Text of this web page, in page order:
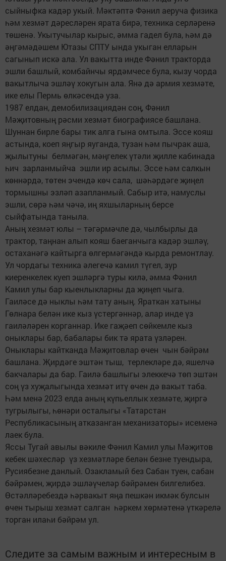
сыйныфка кадәр укый. Мәктәптә Фәнил аеруча физика
һәм хезмәт дәресләрен ярата бирә, техника серләренә
төшенә. Укытучылар кырыс, әмма гадел була, һәм дә
әңгәмәдәшем Ютазы СПТУ ында укыган елларын
сагынып искә ала. Ул вакытта инде Фәнил тракторда
эшли башлый, комбайнчы ярдәмчесе була, кызу чорда
вакытлыча эшләү хокугын ала. Янә дә армия хезмәте,
ике елы Пермь өлкәсендә уза.
1987 елдан, демобилизациядән соң, Фәнил
Мәҗитовның рәсми хезмәт биографиясе башлана.
Шуннан бирле бары тик алга гына омтыла. Эссе кояш
астында, коеп яңгыр яуганда, тузан һәм пычрак аша,
җылытуны белмәгән, мәңгелек үтәли җилле кабинада
һич зарланмыйча эшли ир асылы. Эссе һәм салкын
көннәрдә, төтен эчендә көч сала, шәһәрдәге җиңел
тормышны эзләп азапланмый. Сабыр итә, намуслы
эшли, сөрә һәм чәчә, иң яхшыларның берсе
сыйфатында таныла.
Аның хезмәт юлы – тәгәрмәчле дә, чылбырлы да
трактор, таңнан алып кояш баеганчыга кадәр эшләү,
остаханәгә кайтырга өлгермәгәндә кырда ремонтлау.
Ул чордагы техника әлегечә камил түгел, зур
киеренкелек куеп эшләргә туры килә, әмма Фәнил
Камил улы бар кыенлыкларны да җиңеп чыга.
Гаиләсе дә ныклы һәм тату аның. Яраткан хатыны
Гөлнара белән ике кыз үстергәннәр, алар инде үз
гаиләләрен корганнар. Ике гаҗәеп сөйкемле кыз
оныклары бар, бабалары бик тә ярата үзләрен.
Оныклары кайтканда Мәҗитовлар өчен чын бәйрәм
башлана. Җирдәге эштән тыш, терлекләре дә, яшелчә
бакчалары да бар. Гаилә башлыгы элеккечә төп эштән
соң үз хуҗалыгында хезмәт итү өчен дә вакыт таба.
Һәм менә 2023 елда аның күпьеллык хезмәте, җиргә
тугрылыгы, һөнәри осталыгы «Татарстан
Республикасының атказанган механизаторы» исеменә
лаек була.
Яссы Тугай авылы вәкиле Фәнил Камил улы Мәҗитов
кебек шәхесләр үз хезмәтләре белән безне туендыра,
Русиябезне данлый. Озакламый без Сабан туен, сабан
бәйрәмен, җирдә эшләүчеләр бәйрәмен билгелибез.
Өстәлләребездә һәрвакыт яңа пешкән икмәк булсын
өчен тырыш хезмәт салган һәркем хөрмәтенә үткәрелә
торган илаһи бәйрәм ул.
Следите за самым важным и интересным в